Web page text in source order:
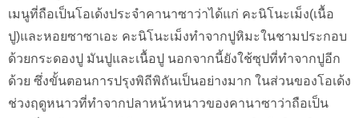
เมนูที่ถือเป็นโอเด้งประจำคานาซาว่าได้แก่ คะนิโนะเม็ง(เนื้อ
ปู)และหอยซาซาเอะ คะนิโนะเม็งทำจากปูหิมะในชามประกอบ
ด้วยกระดองปู มันปูและเนื้อปู นอกจากนี้ยังใช้ซุปที่ทำจากปูอีก
ด้วย ซึ่งขั้นตอนการปรุงพิถีพิถันเป็นอย่างมาก ในส่วนของโอเด้ง
ช่วงฤดูหนาวที่ทำจากปลาหน้าหนาวของคานาซาว่าถือเป็น